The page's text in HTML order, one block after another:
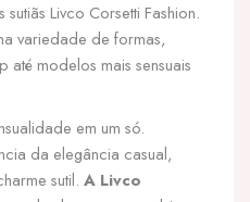
Livco Corsetti Fashion.
variedade de formas,
até modelos mais sensuais
em um só.
da elegância casual,
sutil. A Livco